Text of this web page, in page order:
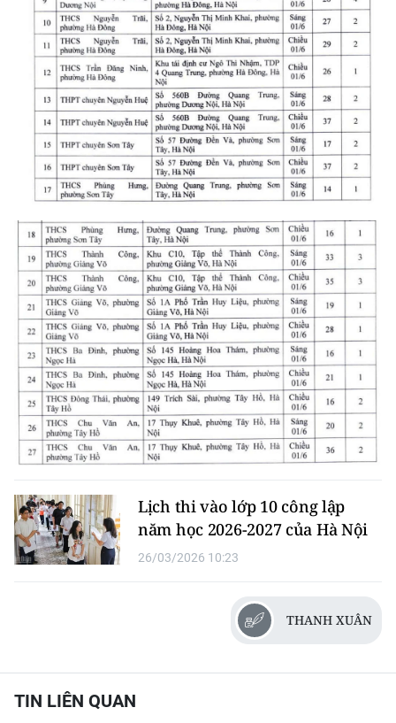
Lịch thi vào lớp 10 công lập
năm học 2026-2027 của Hà Nội
26/03/2026 10:23
THANH XUÂN
TIN LIÊN QUAN